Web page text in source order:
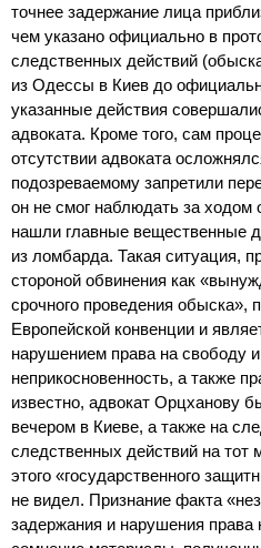
точнее задержание лица
чем указано официально в
следственных действий
из Одессы в Киев до
указанные действия
адвоката. Кроме того, сам
отсутствии адвоката
подозреваемому запретили
он не смог наблюдать за ходом
нашли главные вещественные
из ломбарда. Такая ситуация,
стороной обвинения как
срочного проведения обыска»,
Европейской конвенции и
нарушением права на свободу
неприкосновенность, а также
известно, адвокат Орцханову
вечером в Киеве, а также на
следственных действий на тот
этого «государственного
не видел. Признание факта
задержания и нарушения